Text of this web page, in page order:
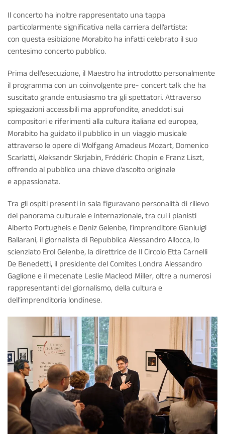
Il concerto ha inoltre rappresentato una tappa
particolarmente significativa nella carriera dell’artista:
con questa esibizione Morabito ha infatti celebrato il suo
centesimo concerto pubblico.
Prima dell’esecuzione, il Maestro ha introdotto personalmente
il programma con un coinvolgente pre- concert talk che ha
suscitato grande entusiasmo tra gli spettatori. Attraverso
spiegazioni accessibili ma approfondite, aneddoti sui
compositori e riferimenti alla cultura italiana ed europea,
Morabito ha guidato il pubblico in un viaggio musicale
attraverso le opere di Wolfgang Amadeus Mozart, Domenico
Scarlatti, Aleksandr Skrjabin, Frédéric Chopin e Franz Liszt,
offrendo al pubblico una chiave d’ascolto originale
e appassionata.
Tra gli ospiti presenti in sala figuravano personalità di rilievo
del panorama culturale e internazionale, tra cui i pianisti
Alberto Portugheis e Deniz Gelenbe, l’imprenditore Gianluigi
Ballarani, il giornalista di Repubblica Alessandro Allocca, lo
scienziato Erol Gelenbe, la direttrice de Il Circolo Etta Carnelli
De Benedetti, il presidente del Comites Londra Alessandro
Gaglione e il mecenate Leslie Macleod Miller, oltre a numerosi
rappresentanti del giornalismo, della cultura e
dell’imprenditoria londinese.